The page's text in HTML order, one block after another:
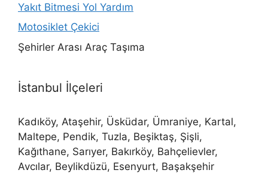
Yakıt Bitmesi Yol Yardım
Motosiklet Çekici
Şehirler Arası Araç Taşıma
İstanbul İlçeleri
Kadıköy, Ataşehir, Üsküdar, Ümraniye, Kartal,
Maltepe, Pendik, Tuzla, Beşiktaş, Şişli,
Kağıthane, Sarıyer, Bakırköy, Bahçelievler,
Avcılar, Beylikdüzü, Esenyurt, Başakşehir